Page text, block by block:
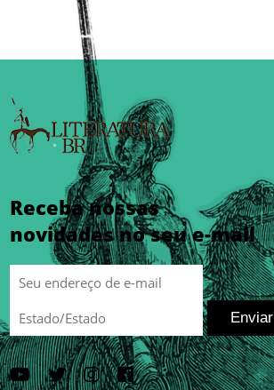
Receba nossas
novidades no seu e-mail
Enviar